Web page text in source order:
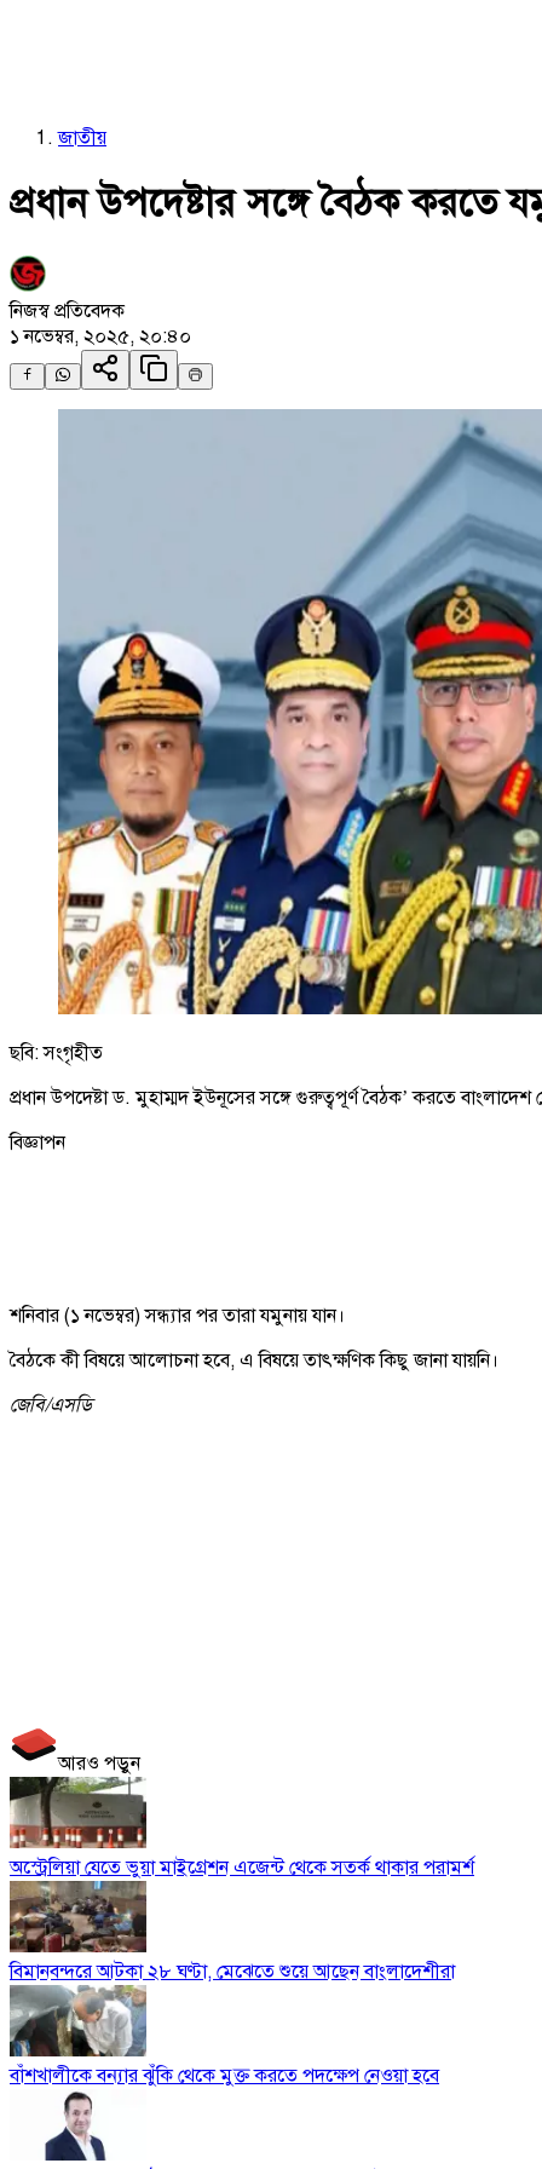
জাতীয়
প্রধান উপদেষ্টার সঙ্গে বৈঠক করতে
নিজস্ব প্রতিবেদক
১ নভেম্বর, ২০২৫, ২০:৪০
ছবি: সংগৃহীত
প্রধান উপদেষ্টা ড. মুহাম্মদ ইউনূসের সঙ্গে গুরুত্বপূর্ণ বৈঠক’ করতে বাংলাদেশ
বিজ্ঞাপন
শনিবার (১ নভেম্বর) সন্ধ্যার পর তারা যমুনায় যান।
বৈঠকে কী বিষয়ে আলোচনা হবে, এ বিষয়ে তাৎক্ষণিক কিছু জানা যায়নি।
জেবি/এসডি
আরও পড়ুন
অস্ট্রেলিয়া যেতে ভুয়া মাইগ্রেশন এজেন্ট থেকে সতর্ক থাকার পরামর্শ
বিমানবন্দরে আটকা ২৮ ঘণ্টা, মেঝেতে শুয়ে আছেন বাংলাদেশীরা
বাঁশখালীকে বন্যার ঝুঁকি থেকে মুক্ত করতে পদক্ষেপ নেওয়া হবে